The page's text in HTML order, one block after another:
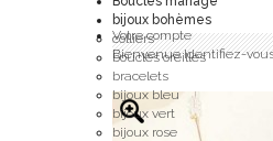
bijoux bohèmes
colliers
boucles oreilles
bracelets
bijoux bleu
bijoux vert
bijoux rose
Votre compte
BienvenueIdentifiez-